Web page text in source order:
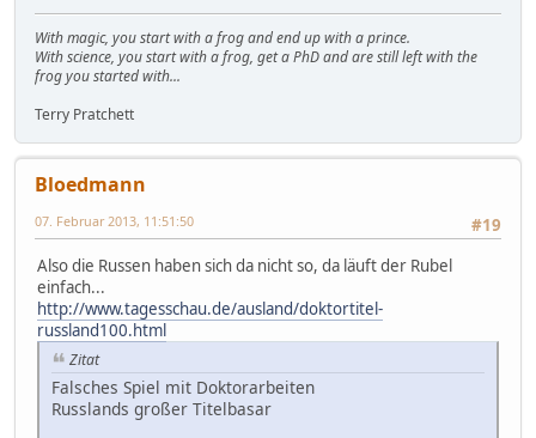
With magic, you start with a frog and end up with a prince.
With science, you start with a frog, get a PhD and are still left with the
frog you started with...
Terry Pratchett
Bloedmann
#19
07. Februar 2013, 11:51:50
Also die Russen haben sich da nicht so, da läuft der Rubel
einfach...
http://www.tagesschau.de/ausland/doktortitel-
russland100.html
Zitat
Falsches Spiel mit Doktorarbeiten
Russlands großer Titelbasar